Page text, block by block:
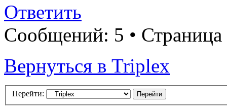
Ответить
Сообщений: 5 • Страница
Вернуться в Triplex
Перейти: